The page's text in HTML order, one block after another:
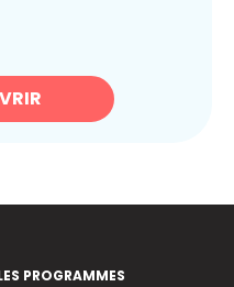
PROGRAMMES